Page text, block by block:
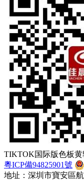
TIKTOK国际版色板
粵ICP備94825901號
地址：深圳市寶安